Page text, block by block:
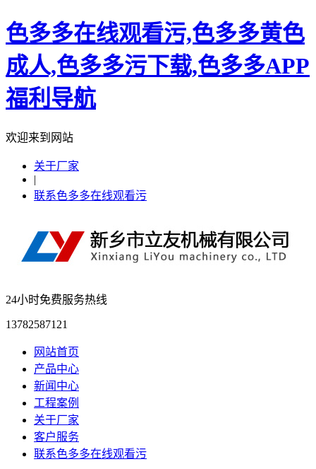
色多多在线观看污,色多多黄色
成人,色多多污下载,色多多APP
福利导航
欢迎来到网站
关于厂家
|
联系色多多在线观看污
24小时免费服务热线
13782587121
网站首页
产品中心
新闻中心
工程案例
关于厂家
客户服务
联系色多多在线观看污